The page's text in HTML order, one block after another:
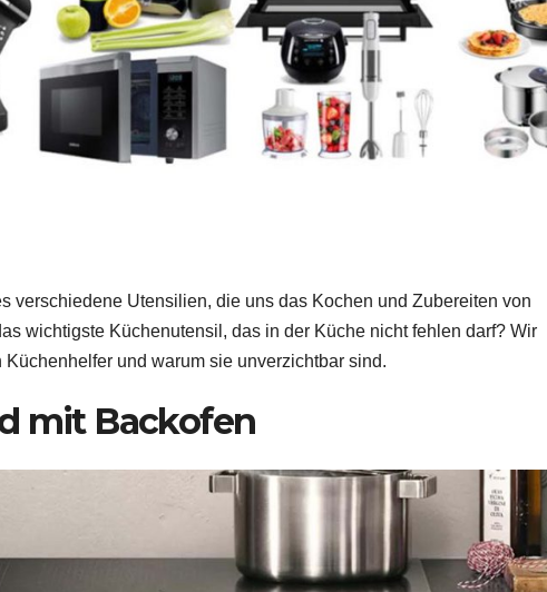
verschiedene Utensilien, die uns das Kochen und Zubereiten von
wichtigste Küchenutensil, das in der Küche nicht fehlen darf? Wir
und warum sie unverzichtbar sind.
mit Backofen